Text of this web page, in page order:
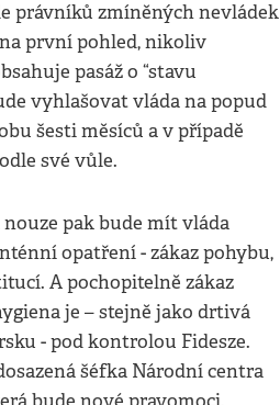
právníků zmíněných nevládek
první pohled, nikoliv
pasáž o “stavu
vyhlašovat vláda na popud
šesti měsíců a v případě
své vůle.
pak bude mít vláda
opatření - zákaz pohybu,
A pochopitelně zákaz
je – stejně jako drtivá
- pod kontrolou Fidesze.
šéfka Národní centra